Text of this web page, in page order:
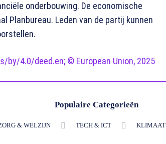
onderbouwing. De economische
Planbureau. Leden van de partij kunnen
4.0/deed.en; © European Union, 2025
Populaire Categorieën
& WELZIJN TECH & ICT KLIMAAT